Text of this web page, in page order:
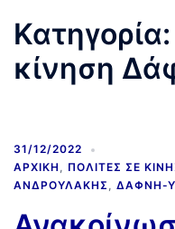
Κατηγορία:
κίνηση
31/12/2022
ΑΡΧΙΚΉ , ΠΟΛΊΤΕΣ ΣΕ
ΑΝΔΡΟΥΛΆΚΗΣ , ΔΆΦΝΗ-